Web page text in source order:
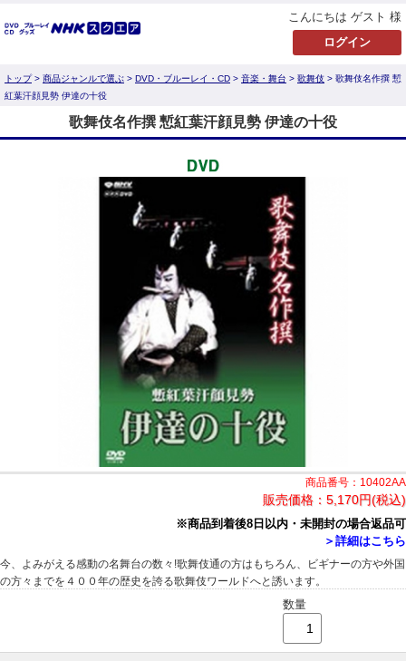
こんにちは ゲスト 様
トップ> 商品ジャンルで選ぶ > DVD・ブルーレイ・CD > 音楽・舞台 > 歌舞伎 > 歌舞伎名作撰 慙
紅葉汗顔見勢 伊達の十役
歌舞伎名作撰 慙紅葉汗顔見勢 伊達の十役
商品番号：10402AA
販売価格： 5,170円(税込)
※商品到着後8日以内・未開封の場合返品可
＞詳細はこちら
今、よみがえる感動の名舞台の数々!歌舞伎通の方はもちろん、ビギナーの方や外国
の方々までを４００年の歴史を誇る歌舞伎ワールドへと誘います。
数量